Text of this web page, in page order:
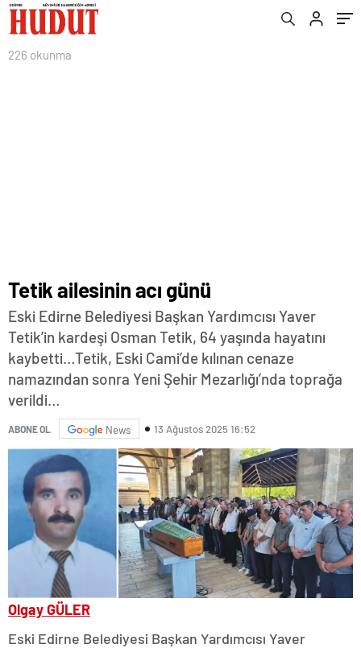
226 okunma
Tetik ailesinin acı günü
Eski Edirne Belediyesi Başkan Yardımcısı Yaver
Tetik’in kardeşi Osman Tetik, 64 yaşında hayatını
kaybetti…Tetik, Eski Cami’de kılınan cenaze
namazından sonra Yeni Şehir Mezarlığı’nda toprağa
verildi…
ABONE OL News 13 Ağustos 2025 16:52
Olgay GÜLER
Eski Edirne Belediyesi Başkan Yardımcısı Yaver